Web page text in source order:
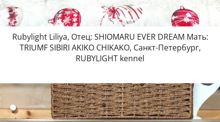
Rubylight Liliya, Отец: SHIOMARU EVER DREAM Мать:
TRIUMF SIBIRI AKIKO CHIKAKO, Санкт-Петербург,
RUBYLIGHT kennel